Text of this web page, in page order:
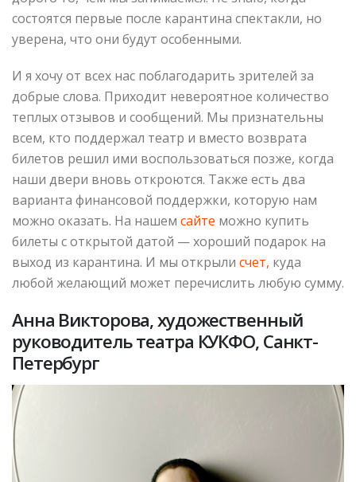
состоятся первые после карантина спектакли, но
уверена, что они будут особенными.
И я хочу от всех нас поблагодарить зрителей за
добрые слова. Приходит невероятное количество
теплых отзывов и сообщений. Мы признательны
всем, кто поддержал театр и вместо возврата
билетов решил ими воспользоваться позже, когда
наши двери вновь откроются. Также есть два
варианта финансовой поддержки, которую нам
можно оказать. На нашем сайте можно купить
билеты с открытой датой — хороший подарок на
выход из карантина. И мы открыли счет, куда
любой желающий может перечислить любую сумму.
Анна Викторова, художественный
руководитель театра КУКФО, Санкт-
Петербург